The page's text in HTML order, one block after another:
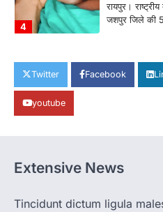
4
रायपुर।
जशपुर जिले की
CG: छिपली
पालन से बढ़ी
बनाने की दिशा
जाएगी
Twitter Facebook
youtube
Extensive News
Tincidunt dictum ligula